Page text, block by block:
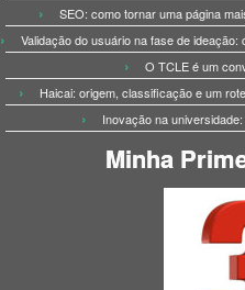
SEO: como tornar uma página
Validação do usuário na fase de
O TCLE é um
Haicai: origem, classificação e um
Inovação na
Minha